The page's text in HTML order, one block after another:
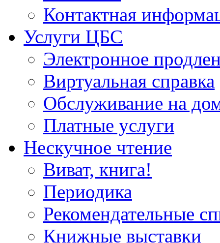
Контактная
Услуги ЦБС
Электронное
Виртуальная справка
Обслуживание на
Платные услуги
Нескучное чтение
Виват, книга!
Периодика
Рекомендательные
Книжные выставки